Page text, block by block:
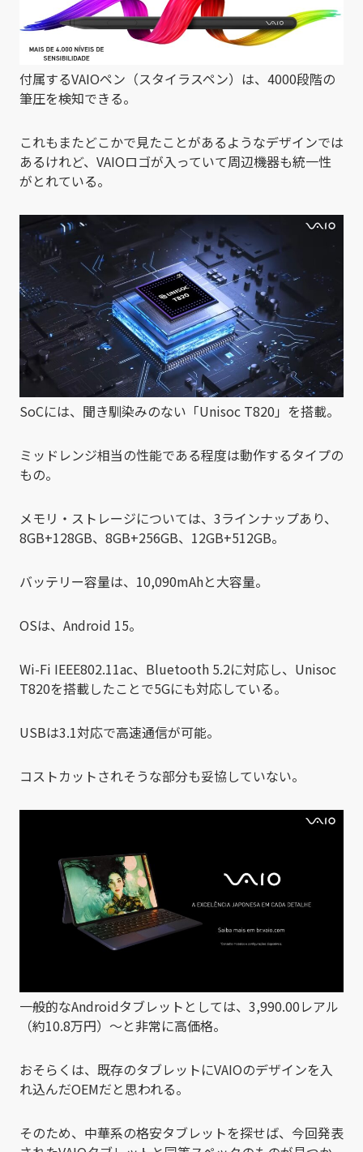
付属するVAIOペン（スタイラスペン）は、4000段階の
筆圧を検知できる。
これもまたどこかで見たことがあるようなデザインでは
あるけれど、VAIOロゴが入っていて周辺機器も統一性
がとれている。
SoCには、聞き馴染みのない「Unisoc T820」を搭載。
ミッドレンジ相当の性能である程度は動作するタイプの
もの。
メモリ・ストレージについては、3ラインナップあり、
8GB+128GB、8GB+256GB、12GB+512GB。
バッテリー容量は、10,090mAhと大容量。
OSは、Android 15。
Wi-Fi IEEE802.11ac、Bluetooth 5.2に対応し、Unisoc
T820を搭載したことで5Gにも対応している。
USBは3.1対応で高速通信が可能。
コストカットされそうな部分も妥協していない。
一般的なAndroidタブレットとしては、3,990.00レアル
（約10.8万円）～と非常に高価格。
おそらくは、既存のタブレットにVAIOのデザインを入
れ込んだOEMだと思われる。
そのため、中華系の格安タブレットを探せば、今回発表